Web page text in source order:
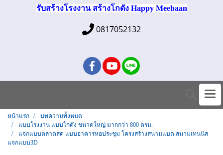
รับสร้างโรงงาน สร้างโกดัง Happy Meebaan
0817052132
หน้าแรก
บทความทั้งหมด
แบบโรงงาน แบบโกดัง ขนาดใหญ่ มากกว่า 800 ตรม.
แจกแบบตลาดสด แบบอาคารหอประชุม โครงสร้างสนามแบด สนามเทนนิส
แจกแบบ3D